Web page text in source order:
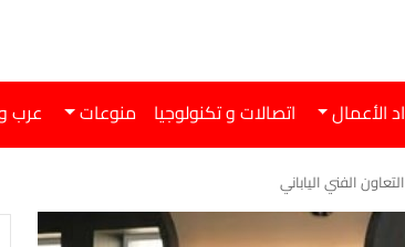
الأعمال اتصالات و تكنولوجيا منوعات عرب
الفني الياباني